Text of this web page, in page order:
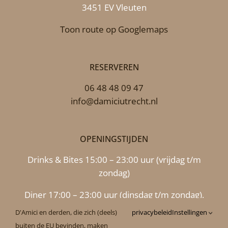
3451 EV Vleuten
Toon route op Googlemaps
RESERVEREN
06 48 48 09 47
info@damiciutrecht.nl
OPENINGSTIJDEN
Drinks & Bites 15:00 – 23:00 uur (vrijdag t/m
zondag)
Diner 17:00 – 23:00 uur (dinsdag t/m zondag),
maandag 17.00 uur – 22.00 uur
D'Amici en derden, die zich (deels)
buiten de EU bevinden, maken
privacybeleidInstellingen